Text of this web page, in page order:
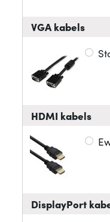
VGA kabels
HDMI kabels
DisplayPort